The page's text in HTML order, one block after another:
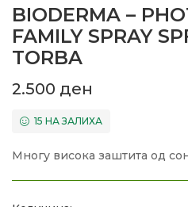
BIODERMA –
FAMILY SPRAY
TORBA
2.500 ден
15 НА ЗАЛИХА
Многу висока заштита од